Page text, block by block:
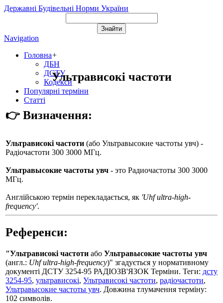
Державні Будівельні Норми України
Navigation
Головна+
ДБН
ДСТУ
Кодекси
Популярні терміни
Статті
Ультрависокі частоти
👉 Визначення:
Ультрависокі частоти (або Ультравысокие частоты увч) -
Радіочастоти 300 3000 МГц.
Ультравысокие частоты увч - это Радиочастоты 300 3000
МГц.
Англійською термін перекладається, як 'Uhf ultra-high-
frequency'.
Референси:
"Ультрависокі частоти або Ультравысокие частоты увч
(англ.: Uhf ultra-high-frequency)" згадується у нормативному
документі ДСТУ 3254-95 РАДIОЗВ'ЯЗОК Терміни. Теги: дсту
3254-95, ультрависокі, Ультрависокі частоти, радіочастоти,
Ультравысокие частоты увч. Довжина тлумачення терміну:
102 символів.